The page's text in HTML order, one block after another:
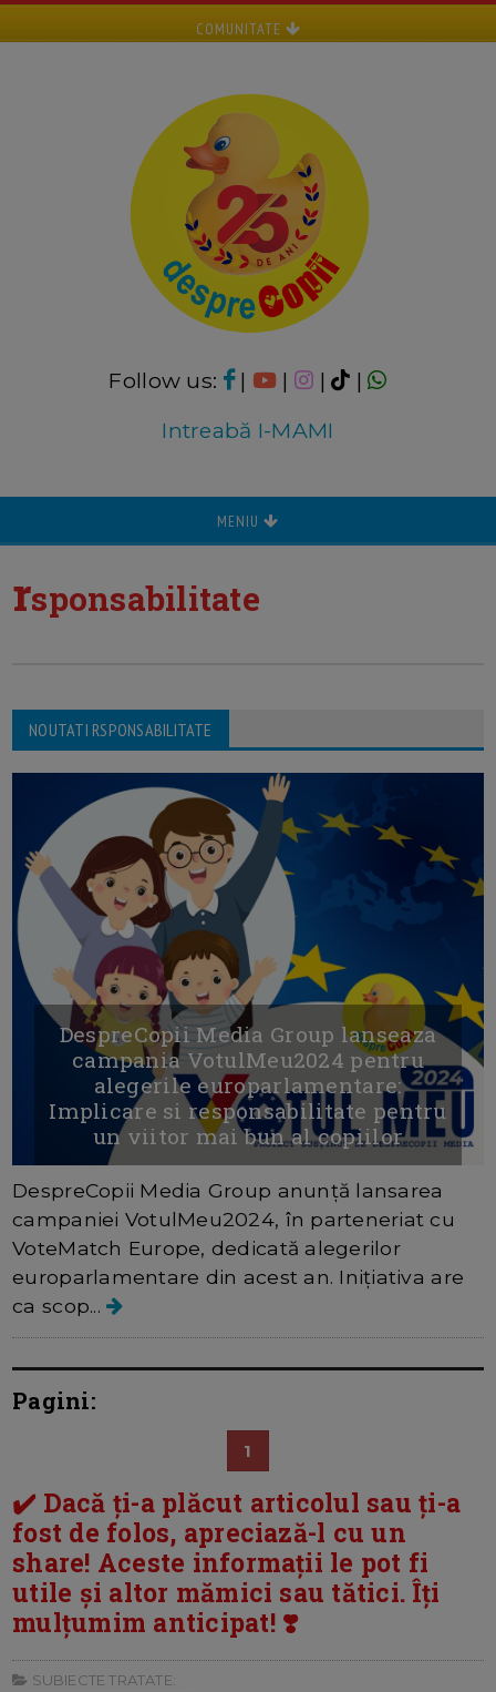
COMUNITATE
Follow us: | | |
|
Intreabă I-MAMI
MENIU
rsponsabilitate
NOUTATI RSPONSABILITATE
DespreCopii Media Group lanseaza
campania VotulMeu2024 pentru
alegerile europarlamentare:
Implicare si responsabilitate pentru
un viitor mai bun al copiilor
DespreCopii Media Group anunță lansarea
campaniei VotulMeu2024, în parteneriat cu
VoteMatch Europe, dedicată alegerilor
europarlamentare din acest an. Inițiativa are
ca scop...
Pagini:
1
✔️ Dacă ți-a plăcut articolul sau ți-a
fost de folos, apreciază-l cu un
share! Aceste informații le pot fi
utile și altor mămici sau tătici. Îți
mulțumim anticipat! ❣️
SUBIECTE TRATATE: